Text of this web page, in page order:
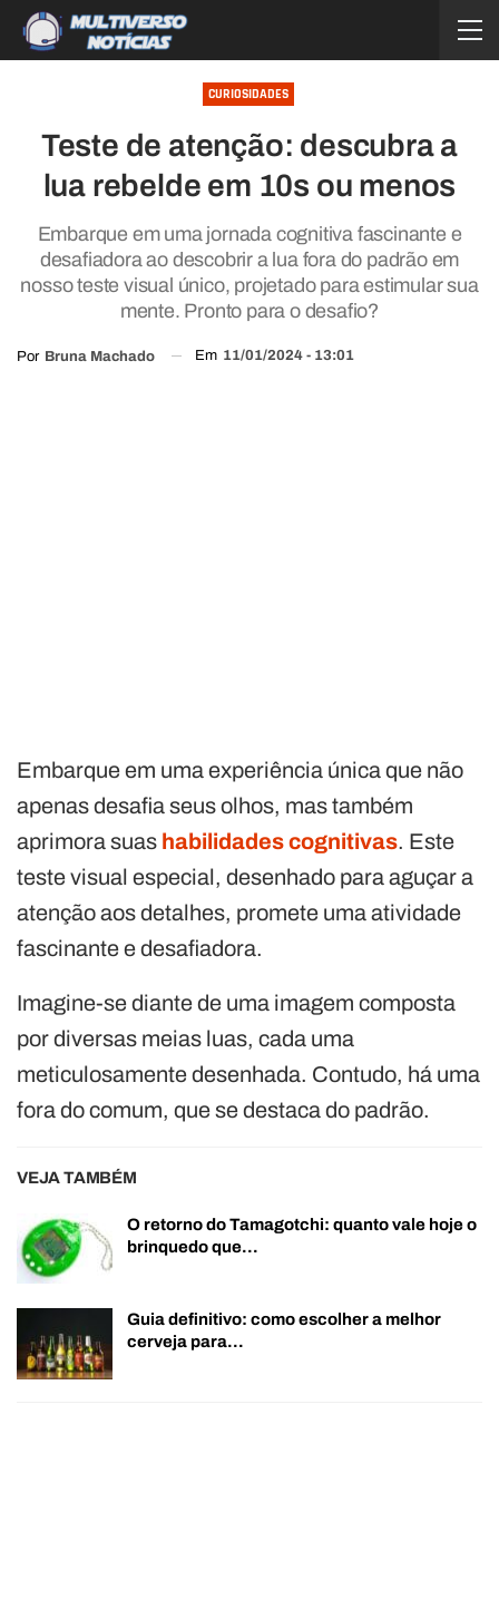
CURIOSIDADES
Teste de atenção: descubra a
lua rebelde em 10s ou menos
Embarque em uma jornada cognitiva fascinante e
desafiadora ao descobrir a lua fora do padrão em
nosso teste visual único, projetado para estimular sua
mente. Pronto para o desafio?
Por Bruna Machado Em 11/01/2024 - 13:01
Embarque em uma experiência única que não
apenas desafia seus olhos, mas também
aprimora suas habilidades cognitivas. Este
teste visual especial, desenhado para aguçar a
atenção aos detalhes, promete uma atividade
fascinante e desafiadora.
Imagine-se diante de uma imagem composta
por diversas meias luas, cada uma
meticulosamente desenhada. Contudo, há uma
fora do comum, que se destaca do padrão.
VEJA TAMBÉM
O retorno do Tamagotchi: quanto vale hoje o
brinquedo que…
Guia definitivo: como escolher a melhor
cerveja para…